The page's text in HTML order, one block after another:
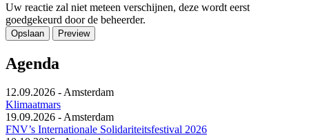
Uw reactie zal niet meteen verschijnen, deze wordt eerst
goedgekeurd door de beheerder.
Agenda
12.09.2026 -Amsterdam
Klimaatmars
19.09.2026 -Amsterdam
FNV’s Internationale Solidariteitsfestival 2026